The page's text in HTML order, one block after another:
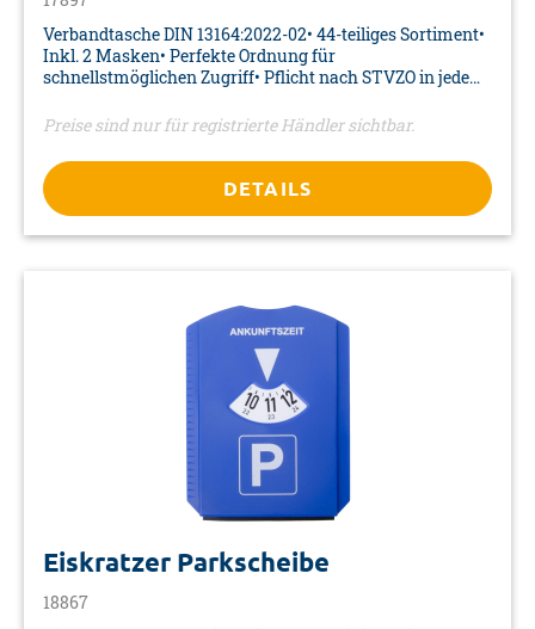
Verbandtasche DIN 13164:2022-02• 44-teiliges Sortiment•
Inkl. 2 Masken• Perfekte Ordnung für
schnellstmöglichen Zugriff• Pflicht nach STVZO in jedem
Europaweit nutzbar• Alles steril verpackt• Inkl.
Anwendungshinweise zur lebensrettenden
Sofortmaßnahme• Achtung: Verfallsdatum (5 Jahre)•
Farbe: rot• Material: Nylon (wasserabweisend)• Maße: ca.
225 x 125 x 65 mm• Verpackung: Nylontasche
Preise sind nur für registrierte Händler sichtbar.
DETAILS
Eiskratzer Parkscheibe
18867